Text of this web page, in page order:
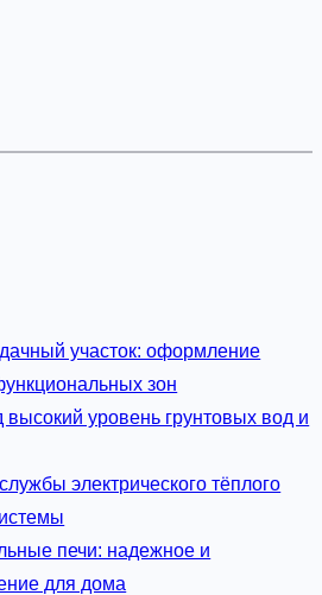
дачный участок: оформление
зон
уровень грунтовых вод и
электрического тёплого
печи: надежное и
для дома